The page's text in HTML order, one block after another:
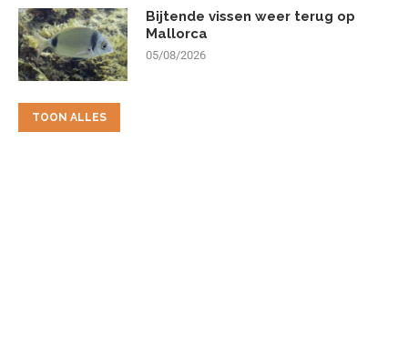
Bijtende vissen weer terug op
Mallorca
05/08/2026
TOON ALLES